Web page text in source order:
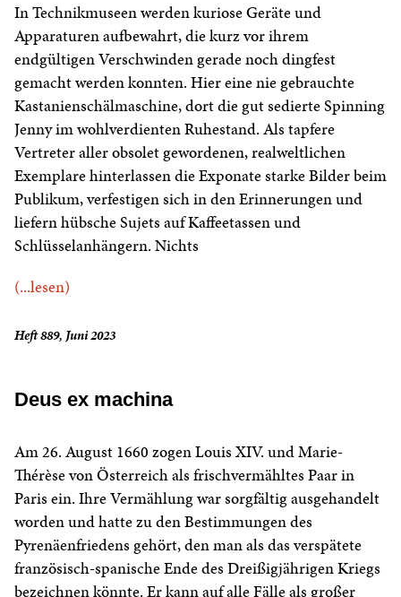
In Technikmuseen werden kuriose Geräte und
Apparaturen aufbewahrt, die kurz vor ihrem
endgültigen Verschwinden gerade noch dingfest
gemacht werden konnten. Hier eine nie gebrauchte
Kastanienschälmaschine, dort die gut sedierte Spinning
Jenny im wohlverdienten Ruhestand. Als tapfere
Vertreter aller obsolet gewordenen, realweltlichen
Exemplare hinterlassen die Exponate starke Bilder beim
Publikum, verfestigen sich in den Erinnerungen und
liefern hübsche Sujets auf Kaffeetassen und
Schlüsselanhängern. Nichts
(...lesen)
Heft 889, Juni 2023
Deus ex machina
Am 26. August 1660 zogen Louis XIV. und Marie-
Thérèse von Österreich als frischvermähltes Paar in
Paris ein. Ihre Vermählung war sorgfältig ausgehandelt
worden und hatte zu den Bestimmungen des
Pyrenäenfriedens gehört, den man als das verspätete
französisch-spanische Ende des Dreißigjährigen Kriegs
bezeichnen könnte. Er kann auf alle Fälle als großer